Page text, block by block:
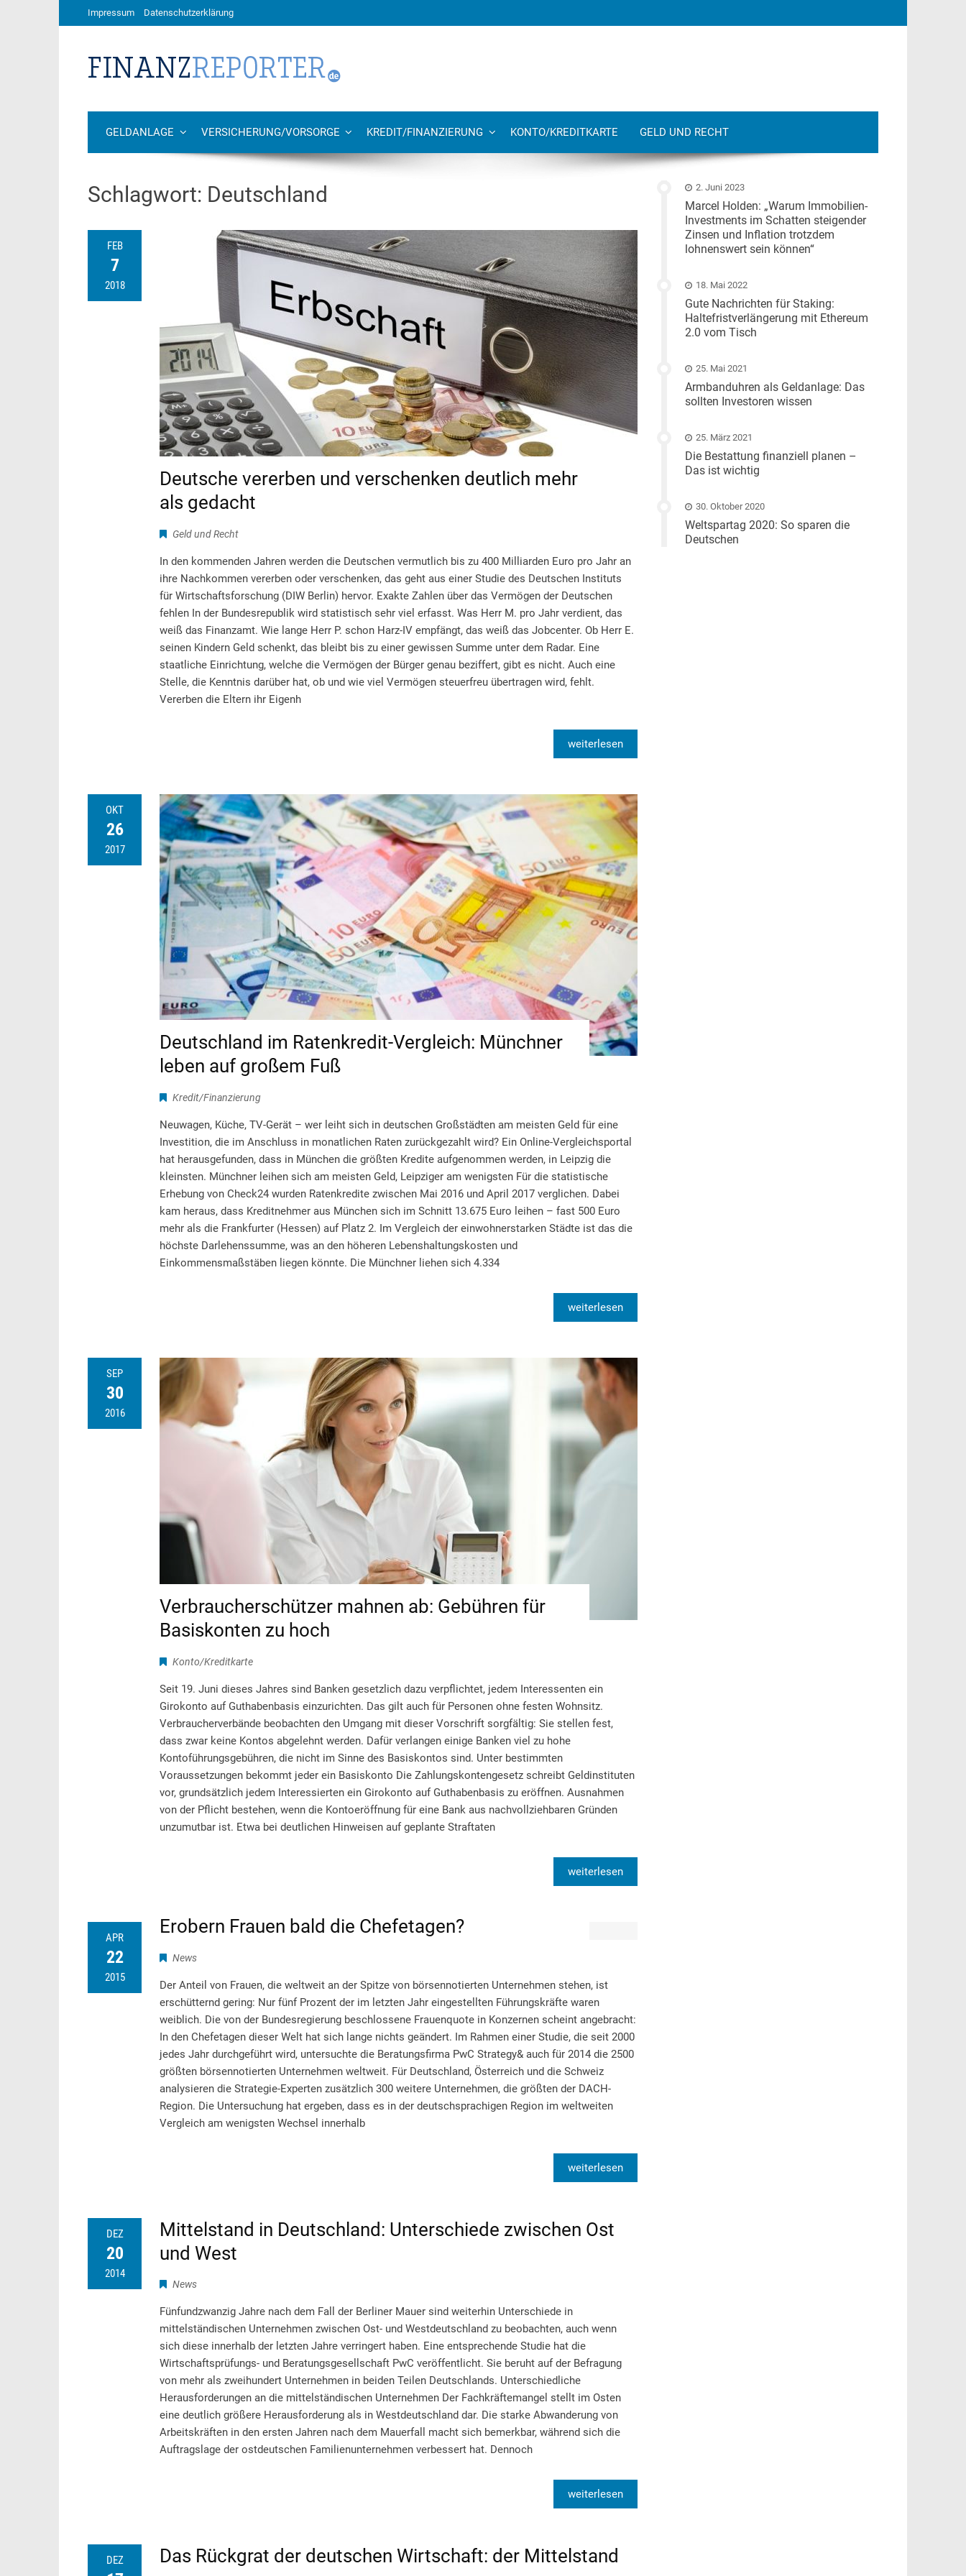
Impressum Datenschutzerklärung
GELDANLAGE VERSICHERUNG/VORSORGE KREDIT/FINANZIERUNG KONTO/KREDITKARTE GELD UND RECHT
Schlagwort: Deutschland
FEB
7
2018
Deutsche vererben und verschenken deutlich mehr
als gedacht
Geld und Recht
In den kommenden Jahren werden die Deutschen vermutlich bis zu 400 Milliarden Euro pro Jahr an
ihre Nachkommen vererben oder verschenken, das geht aus einer Studie des Deutschen Instituts
für Wirtschaftsforschung (DIW Berlin) hervor. Exakte Zahlen über das Vermögen der Deutschen
fehlen In der Bundesrepublik wird statistisch sehr viel erfasst. Was Herr M. pro Jahr verdient, das
weiß das Finanzamt. Wie lange Herr P. schon Harz-IV empfängt, das weiß das Jobcenter. Ob Herr E.
seinen Kindern Geld schenkt, das bleibt bis zu einer gewissen Summe unter dem Radar. Eine
staatliche Einrichtung, welche die Vermögen der Bürger genau beziffert, gibt es nicht. Auch eine
Stelle, die Kenntnis darüber hat, ob und wie viel Vermögen steuerfreu übertragen wird, fehlt.
Vererben die Eltern ihr Eigenh
weiterlesen
OKT
26
2017
Deutschland im Ratenkredit-Vergleich: Münchner
leben auf großem Fuß
Kredit/Finanzierung
Neuwagen, Küche, TV-Gerät – wer leiht sich in deutschen Großstädten am meisten Geld für eine
Investition, die im Anschluss in monatlichen Raten zurückgezahlt wird? Ein Online-Vergleichsportal
hat herausgefunden, dass in München die größten Kredite aufgenommen werden, in Leipzig die
kleinsten. Münchner leihen sich am meisten Geld, Leipziger am wenigsten Für die statistische
Erhebung von Check24 wurden Ratenkredite zwischen Mai 2016 und April 2017 verglichen. Dabei
kam heraus, dass Kreditnehmer aus München sich im Schnitt 13.675 Euro leihen – fast 500 Euro
mehr als die Frankfurter (Hessen) auf Platz 2. Im Vergleich der einwohnerstarken Städte ist das die
höchste Darlehenssumme, was an den höheren Lebenshaltungskosten und
Einkommensmaßstäben liegen könnte. Die Münchner liehen sich 4.334
weiterlesen
SEP
30
2016
Verbraucherschützer mahnen ab: Gebühren für
Basiskonten zu hoch
Konto/Kreditkarte
Seit 19. Juni dieses Jahres sind Banken gesetzlich dazu verpflichtet, jedem Interessenten ein
Girokonto auf Guthabenbasis einzurichten. Das gilt auch für Personen ohne festen Wohnsitz.
Verbraucherverbände beobachten den Umgang mit dieser Vorschrift sorgfältig: Sie stellen fest,
dass zwar keine Kontos abgelehnt werden. Dafür verlangen einige Banken viel zu hohe
Kontoführungsgebühren, die nicht im Sinne des Basiskontos sind. Unter bestimmten
Voraussetzungen bekommt jeder ein Basiskonto Die Zahlungskontengesetz schreibt Geldinstituten
vor, grundsätzlich jedem Interessierten ein Girokonto auf Guthabenbasis zu eröffnen. Ausnahmen
von der Pflicht bestehen, wenn die Kontoeröffnung für eine Bank aus nachvollziehbaren Gründen
unzumutbar ist. Etwa bei deutlichen Hinweisen auf geplante Straftaten
weiterlesen
APR
22
2015
Erobern Frauen bald die Chefetagen?
News
Der Anteil von Frauen, die weltweit an der Spitze von börsennotierten Unternehmen stehen, ist
erschütternd gering: Nur fünf Prozent der im letzten Jahr eingestellten Führungskräfte waren
weiblich. Die von der Bundesregierung beschlossene Frauenquote in Konzernen scheint angebracht:
In den Chefetagen dieser Welt hat sich lange nichts geändert. Im Rahmen einer Studie, die seit 2000
jedes Jahr durchgeführt wird, untersuchte die Beratungsfirma PwC Strategy& auch für 2014 die 2500
größten börsennotierten Unternehmen weltweit. Für Deutschland, Österreich und die Schweiz
analysieren die Strategie-Experten zusätzlich 300 weitere Unternehmen, die größten der DACH-
Region. Die Untersuchung hat ergeben, dass es in der deutschsprachigen Region im weltweiten
Vergleich am wenigsten Wechsel innerhalb
weiterlesen
DEZ
20
2014
Mittelstand in Deutschland: Unterschiede zwischen Ost
und West
News
Fünfundzwanzig Jahre nach dem Fall der Berliner Mauer sind weiterhin Unterschiede in
mittelständischen Unternehmen zwischen Ost- und Westdeutschland zu beobachten, auch wenn
sich diese innerhalb der letzten Jahre verringert haben. Eine entsprechende Studie hat die
Wirtschaftsprüfungs- und Beratungsgesellschaft PwC veröffentlicht. Sie beruht auf der Befragung
von mehr als zweihundert Unternehmen in beiden Teilen Deutschlands. Unterschiedliche
Herausforderungen an die mittelständischen Unternehmen Der Fachkräftemangel stellt im Osten
eine deutlich größere Herausforderung als in Westdeutschland dar. Die starke Abwanderung von
Arbeitskräften in den ersten Jahren nach dem Mauerfall macht sich bemerkbar, während sich die
Auftragslage der ostdeutschen Familienunternehmen verbessert hat. Dennoch
weiterlesen
DEZ Das Rückgrat der deutschen Wirtschaft: der Mittelstand
2. Juni 2023
Marcel Holden: „Warum Immobilien-
Investments im Schatten steigender
Zinsen und Inflation trotzdem
lohnenswert sein können“
18. Mai 2022
Gute Nachrichten für Staking:
Haltefristverlängerung mit Ethereum
2.0 vom Tisch
25. Mai 2021
Armbanduhren als Geldanlage: Das
sollten Investoren wissen
25. März 2021
Die Bestattung finanziell planen –
Das ist wichtig
30. Oktober 2020
Weltspartag 2020: So sparen die
Deutschen